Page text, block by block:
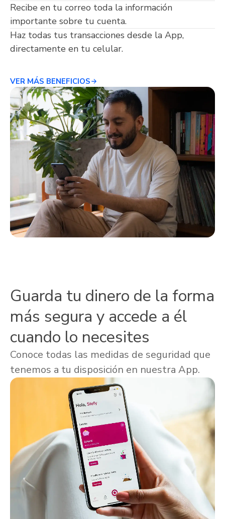
Recibe en tu correo toda la información
importante sobre tu cuenta.
Haz todas tus transacciones desde la App,
directamente en tu celular.
VER MÁS BENEFICIOS
Guarda tu dinero de la forma
más segura y accede a él
cuando lo necesites
Conoce todas las medidas de seguridad que
tenemos a tu disposición en nuestra App.